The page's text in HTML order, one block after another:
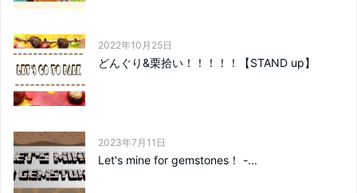
2022年10月25日
どんぐり&栗拾い！！！！！【STAND up】
2023年7月11日
Let's mine for gemstones！ -...